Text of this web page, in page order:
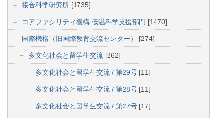
接合科学研究所 [1735]
コアファシリティ機構 低温科学支援部門 [1470]
国際機構（旧国際教育交流センター） [274]
多文化社会と留学生交流 [262]
多文化社会と留学生交流 / 第29号 [11]
多文化社会と留学生交流 / 第28号 [11]
多文化社会と留学生交流 / 第27号 [17]